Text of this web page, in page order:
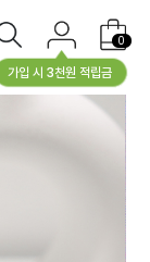
가입 시 3천원 적립금
0